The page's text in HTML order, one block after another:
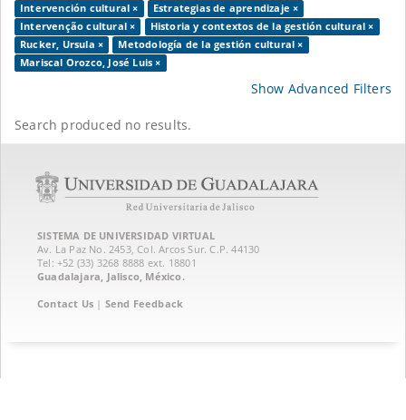
Intervención cultural ×
Estrategias de aprendizaje ×
Intervenção cultural ×
Historia y contextos de la gestión cultural ×
Rucker, Ursula ×
Metodología de la gestión cultural ×
Mariscal Orozco, José Luis ×
Show Advanced Filters
Search produced no results.
SISTEMA DE UNIVERSIDAD VIRTUAL
Av. La Paz No. 2453, Col. Arcos Sur. C.P. 44130
Tel: +52 (33) 3268 8888‏ ext. 18801
Guadalajara, Jalisco, México.
Contact Us | Send Feedback